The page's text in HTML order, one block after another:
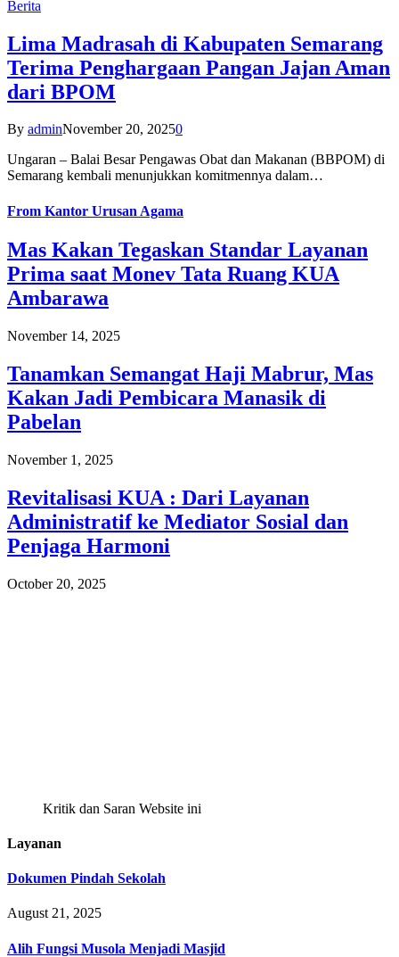
Berita
Lima Madrasah di Kabupaten Semarang
Terima Penghargaan Pangan Jajan Aman
dari BPOM
By adminNovember 20, 20250
Ungaran – Balai Besar Pengawas Obat dan Makanan (BBPOM) di
Semarang kembali menunjukkan komitmennya dalam…
From Kantor Urusan Agama
Mas Kakan Tegaskan Standar Layanan
Prima saat Monev Tata Ruang KUA
Ambarawa
November 14, 2025
Tanamkan Semangat Haji Mabrur, Mas
Kakan Jadi Pembicara Manasik di
Pabelan
November 1, 2025
Revitalisasi KUA : Dari Layanan
Administratif ke Mediator Sosial dan
Penjaga Harmoni
October 20, 2025
Kritik dan Saran Website ini
Layanan
Dokumen Pindah Sekolah
August 21, 2025
Alih Fungsi Musola Menjadi Masjid